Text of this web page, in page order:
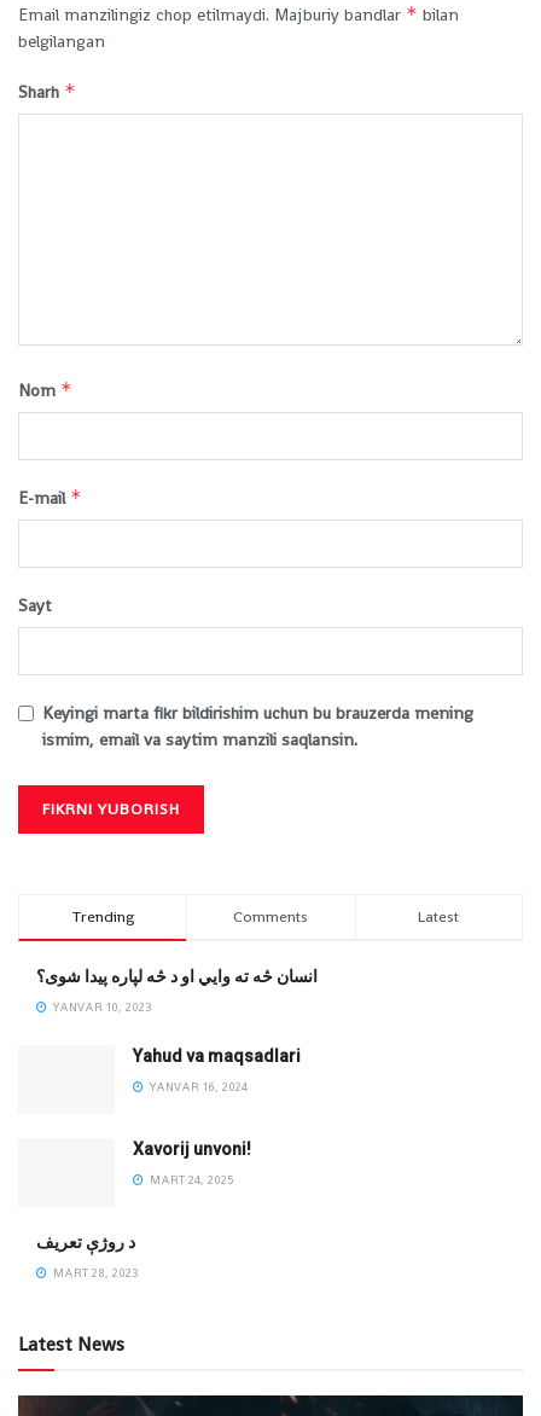
Email manzilingiz chop etilmaydi. Majburiy bandlar * bilan
belgilangan
Sharh *
Nom *
E-mail *
Sayt
Keyingi marta fikr bildirishim uchun bu brauzerda mening
ismim, email va saytim manzili saqlansin.
Trending Comments Latest
انسان څه ته وایي او د څه لپاره پیدا شوی؟
YANVAR 10, 2023
Yahud va maqsadlari
YANVAR 16, 2024
Xavorij unvoni!
MART 24, 2025
‌د روژې تعریف
MART 28, 2023
Latest News